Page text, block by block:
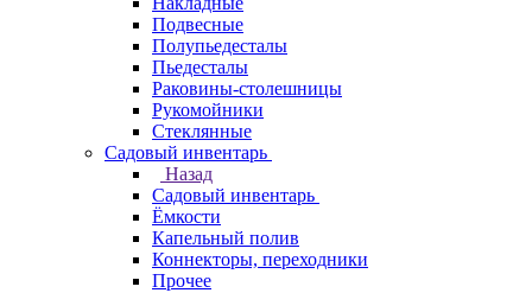
Подвесные
Полупьедесталы
Пьедесталы
Раковины-столешницы
Рукомойники
Стеклянные
Садовый инвентарь
Назад
Садовый инвентарь
Ёмкости
Капельный полив
Коннекторы, переходники
Прочее